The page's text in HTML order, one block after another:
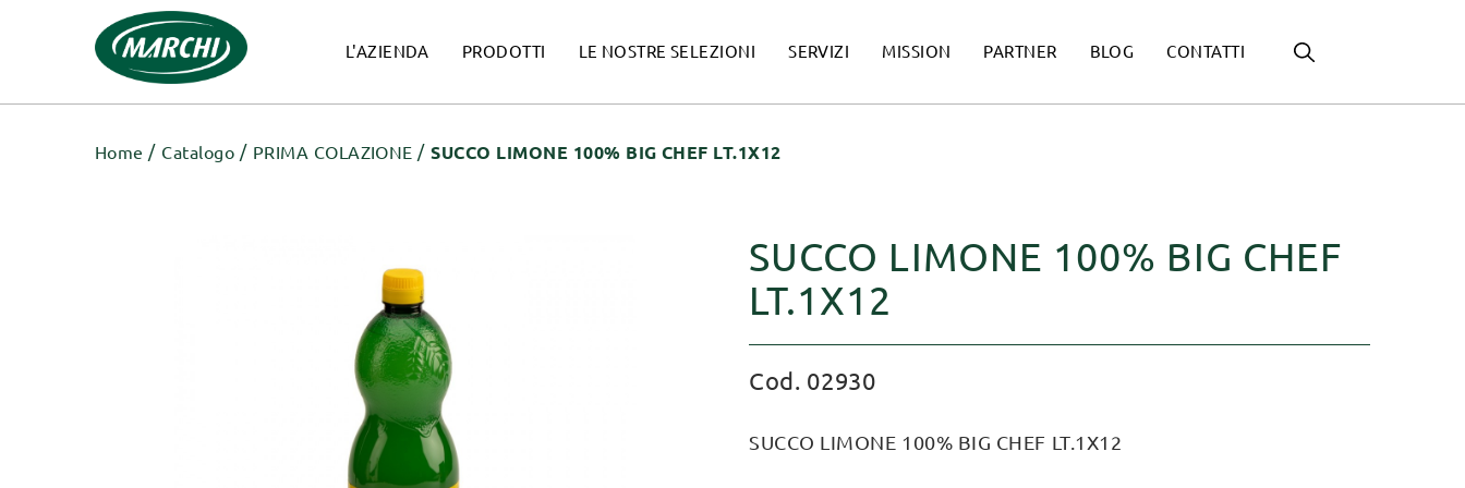
L'AZIENDA PRODOTTI LE NOSTRE SELEZIONI SERVIZI MISSION PARTNER BLOG CONTATTI
Home Catalogo PRIMA COLAZIONE SUCCO LIMONE 100% BIG CHEF LT.1X12
SUCCO LIMONE 100% BIG CHEF
LT.1X12
Cod. 02930
SUCCO LIMONE 100% BIG CHEF LT.1X12